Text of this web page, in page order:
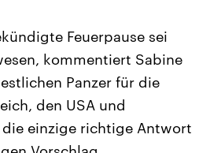
6.
aus
USA
Aktuelle Beiträge,
Hintergründe
Wirtschaftlich und
gehören die Vereinigten
den mächtigsten Ländern
mit großem Einfluss auf
Feuerpause sei
kommentiert Sabine
Panzer für die
den USA und
einzige richtige Antwort